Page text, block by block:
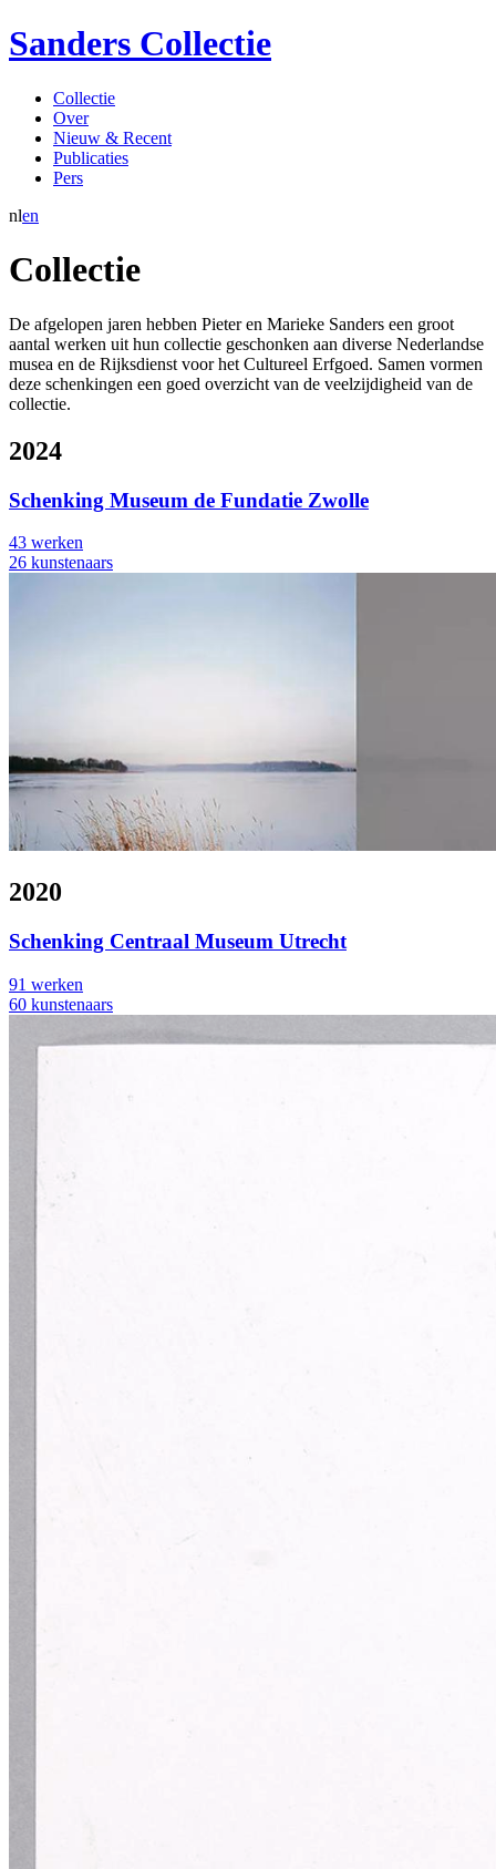
Sanders Collectie
Collectie
Over
Nieuw & Recent
Publicaties
Pers
nlen
Collectie
De afgelopen jaren hebben Pieter en Marieke Sanders een groot
aantal werken uit hun collectie geschonken aan diverse Nederlandse
musea en de Rijksdienst voor het Cultureel Erfgoed. Samen vormen
deze schenkingen een goed overzicht van de veelzijdigheid van de
collectie.
2024
Schenking Museum de Fundatie Zwolle
43 werken
26 kunstenaars
2020
Schenking Centraal Museum Utrecht
91 werken
60 kunstenaars